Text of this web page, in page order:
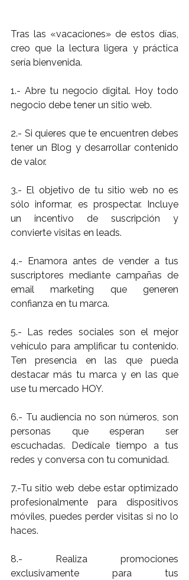
Tras las «vacaciones» de estos días,
creo que la lectura ligera y práctica
sería bienvenida.
1.- Abre tu negocio digital. Hoy todo
negocio debe tener un sitio web.
2.- Si quieres que te encuentren debes
tener un Blog y desarrollar contenido
de valor.
3.- El objetivo de tu sitio web no es
sólo informar, es prospectar. Incluye
un incentivo de suscripción y
convierte visitas en leads.
4.- Enamora antes de vender a tus
suscriptores mediante campañas de
email marketing que generen
confianza en tu marca.
5.- Las redes sociales son el mejor
vehículo para amplificar tu contenido.
Ten presencia en las que pueda
destacar más tu marca y en las que
use tu mercado HOY.
6.- Tu audiencia no son números, son
personas que esperan ser
escuchadas. Dedícale tiempo a tus
redes y conversa con tu comunidad.
7.-Tu sitio web debe estar optimizado
profesionalmente para dispositivos
móviles, puedes perder visitas si no lo
haces.
8.- Realiza promociones
exclusivamente para tus